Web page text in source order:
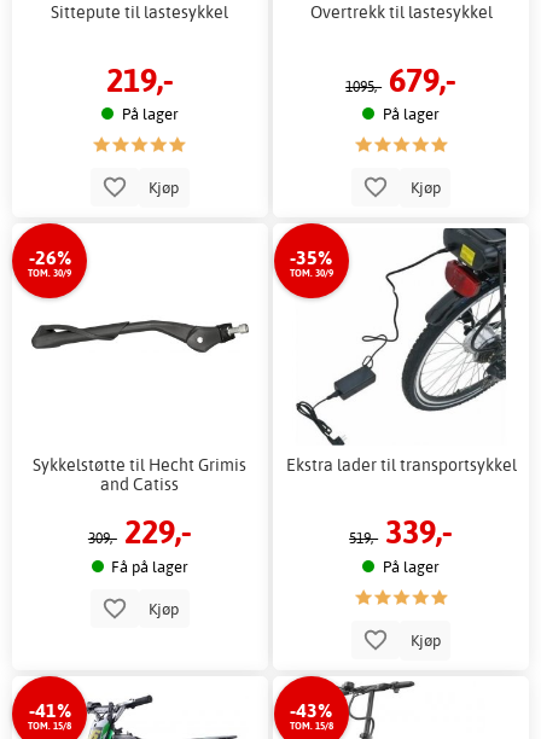
Sittepute til lastesykkel
219,-
På lager
Kjøp
Overtrekk til lastesykkel
1095,- 679,-
På lager
Kjøp
-26%
TOM. 30/9
Sykkelstøtte til Hecht Grimis
and Catiss
309,- 229,-
Få på lager
Kjøp
-35%
TOM. 30/9
Ekstra lader til transportsykkel
519,- 339,-
På lager
Kjøp
-41%
TOM. 15/8
-43%
TOM. 15/8